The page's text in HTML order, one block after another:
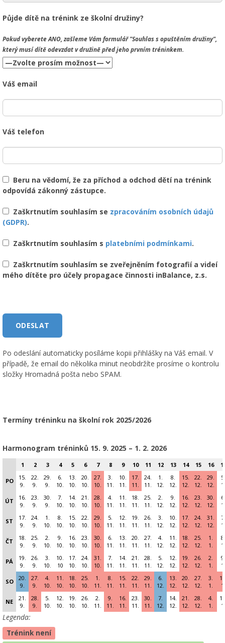
Půjde dítě na trénink ze školní družiny?
Pokud vybereteANO , zašleme Vám formulář "Souhlas s opuštěním družiny",
který musí dítě odevzdat v družině před jeho prvním tréninkem.
Váš email
Váš telefon
Beru na vědomí, že za příchod a odchod dětí na trénink
odpovídá zákonný zástupce.
Zaškrtnutím souhlasím se zpracováním osobních údajů
(GDPR).
Zaškrtnutím souhlasím s platebními podmínkami.
Zaškrtnutím souhlasím se zveřejněním fotografií a videí
mého dítěte pro účely propagace činnosti inBalance, z.s.
Po odeslání automaticky posíláme kopii přihlášky na Váš email. V
případě, že email do několika minut neobdržíte prosíme o kontrolu
složky Hromadná pošta nebo SPAM.
Termíny tréninku na školní rok 2025/2026
Harmonogram tréninků 15. 9. 2025 – 1. 2. 2026
1 2 3 4 5 6 7 8 9 10 11 12 13 14 15 16
PO
15.
9.
22.
9.
29.
9.
6.
10.
13.
10.
20.
10.
27.
10.
3.
11.
10.
11.
17.
11.
24.
11.
1.
12.
8.
12.
15.
12.
22.
12.
29.
12.
5.
1.
ÚT
16.
9.
23.
9.
30.
9.
7.
10.
14.
10.
21.
10.
28.
10.
4.
11.
11.
11.
18.
11.
25.
11.
2.
12.
9.
12.
16.
12.
23.
12.
30.
12.
6.
1.
ST
17.
9.
24.
9.
1.
10.
8.
10.
15.
10.
22.
10.
29.
10.
5.
11.
12.
11.
19.
11.
26.
11.
3.
12.
10.
12.
17.
12.
24.
12.
31.
12.
7.
1.
ČT
18.
9.
25.
9.
2.
10.
9.
10.
16.
10.
23.
10.
30.
10.
6.
11.
13.
11.
20.
11.
27.
11.
4.
12.
11.
12.
18.
12.
25.
12.
1.
1.
8.
1.
PÁ
19.
9.
26.
9.
3.
10.
10.
10
17.
10.
24.
10.
31.
10.
7.
11.
14.
11.
21.
11.
28.
11.
5.
12.
12.
12.
19.
12.
26.
12.
2.
1.
9.
1.
SO
20.
9.
27.
9.
4.
10.
11.
10.
18.
10.
25.
10.
1.
11.
8.
11.
15.
11.
22.
11.
29.
11.
6.
12.
13.
12.
20.
12.
27.
12.
3.
1.
1.
NE
21.
9.
28.
9.
5.
10.
12.
10.
19.
10.
26.
10.
2.
11.
9.
11.
16.
11.
23.
11.
30.
11.
7.
12.
14.
12.
21.
12.
28.
12.
4.
1.
1.
Legenda:
Trénink není